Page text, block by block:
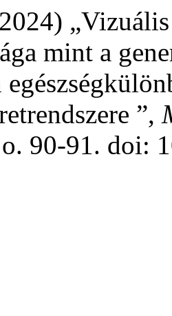
mint a
”,
90-91. doi: